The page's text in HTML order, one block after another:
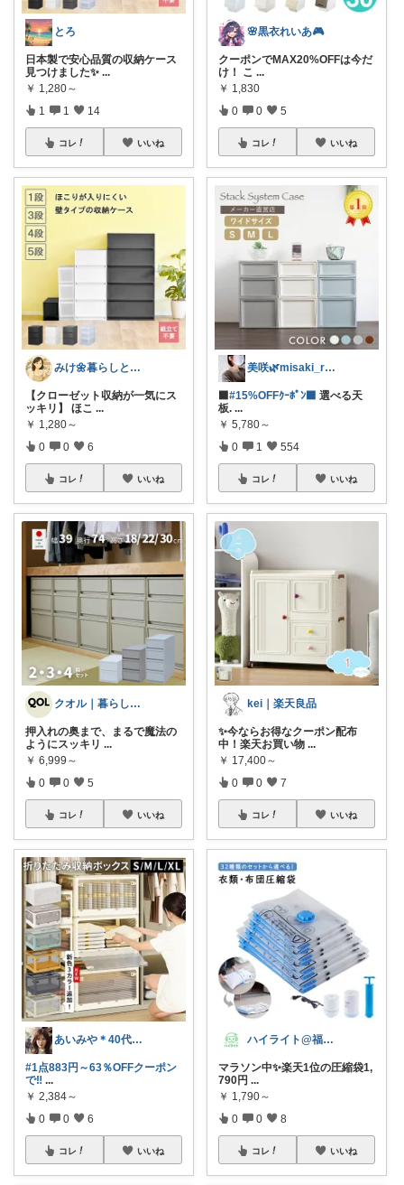
とろ
日本製で安心品質の収納ケース
見つけました✨ ...
￥ 1,280～
1 1 14
コレ いいね
みけ🌼暮らしとキッチン
【クローゼット収納が一気にス
ッキリ】 ほこ ...
￥ 1,280～
0 0 6
コレ いいね
クオル｜暮らしの「質」爆上げ🈁
押入れの奥まで、まるで魔法の
ようにスッキリ ...
￥ 6,999～
0 0 5
コレ いいね
あいみや＊40代🌷くらしを楽しむ
#1点883円～63％OFFクーポン
で‼️ ...
￥ 2,384～
0 0 6
コレ いいね
🌸黒衣れいあ🎮
クーポンでMAX20%OFFは今だ
け！ こ ...
￥ 1,830
0 0 5
コレ いいね
美咲🌿misaki_room_ig
⬛#15%OFFｸｰﾎﾟﾝ⬛ 選べる天
板. ...
￥ 5,780～
0 1 554
コレ いいね
kei｜楽天良品
✨今ならお得なクーポン配布
中！楽天お買い物 ...
￥ 17,400～
0 0 7
コレ いいね
ハイライト@福岡男児35歳で二児のパパ
マラソン中✨楽天1位の圧縮袋1,
790円 ...
￥ 1,790～
0 0 8
コレ いいね